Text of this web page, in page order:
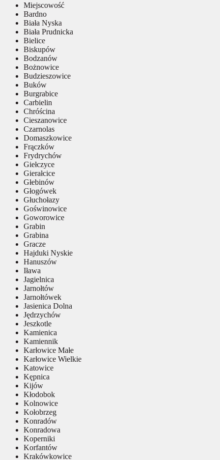
Miejscowość
Bardno
Biała Nyska
Biała Prudnicka
Bielice
Biskupów
Bodzanów
Bożnowice
Budzieszowice
Buków
Burgrabice
Carbielin
Chróścina
Cieszanowice
Czarnolas
Domaszkowice
Frączków
Frydrychów
Giełczyce
Gierałcice
Głebinów
Głogówek
Głuchołazy
Goświnowice
Goworowice
Grabin
Grabina
Gracze
Hajduki Nyskie
Hanuszów
Iława
Jagielnica
Jarnołtów
Jarnołtówek
Jasienica Dolna
Jędrzychów
Jeszkotle
Kamienica
Kamiennik
Karłowice Małe
Karłowice Wielkie
Katowice
Kępnica
Kijów
Kłodobok
Kolnowice
Kołobrzeg
Konradów
Konradowa
Koperniki
Korfantów
Krakówkowice